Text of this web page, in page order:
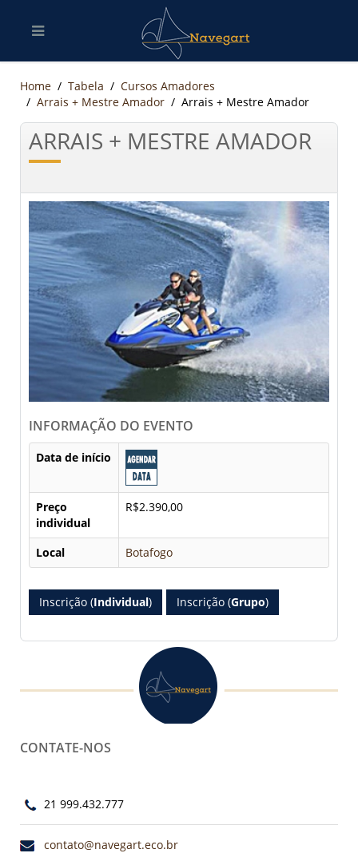
Home Tabela
Cursos Amadores
Arrais + Mestre Amador
Arrais + Mestre Amador
ARRAIS + MESTRE AMADOR
INFORMAÇÃO DO EVENTO
Data de início
Preço
individual
R$2.390,00
Local Botafogo
Inscrição (Individual) Inscrição (Grupo)
CONTATE-NOS
21 999.432.777
contato@navegart.eco.br